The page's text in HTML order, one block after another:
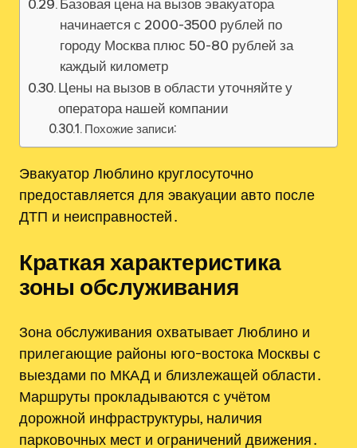
Базовая цена на вызов эвакуатора
начинается с 2000-3500 рублей по
городу Москва плюс 50-80 рублей за
каждый километр
Цены на вызов в области уточняйте у
оператора нашей компании
Похожие записи:
Эвакуатор Люблино круглосуточно
предоставляется для эвакуации авто после
ДТП и неисправностей․
Краткая характеристика
зоны обслуживания
Зона обслуживания охватывает Люблино и
прилегающие районы юго-востока Москвы с
выездами по МКАД и близлежащей области․
Маршруты прокладываются с учётом
дорожной инфраструктуры, наличия
парковочных мест и ограничений движения․